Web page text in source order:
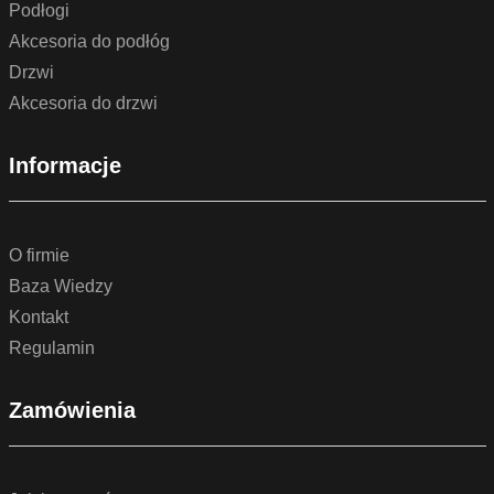
Podłogi
Akcesoria do podłóg
Drzwi
Akcesoria do drzwi
Informacje
O firmie
Baza Wiedzy
Kontakt
Regulamin
Zamówienia